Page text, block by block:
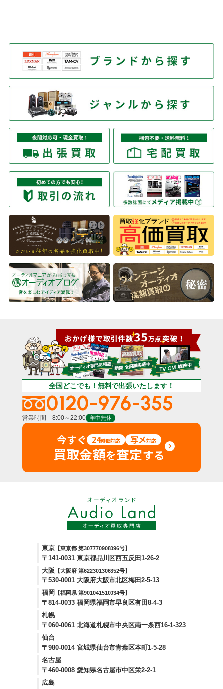
全国どこでも！無料で出張いたします！
0120-976-355
営業時間 8:00～22:00 年中無休
今すぐ 24時間対応 写メ対応
買取金額を査定する
東京 【東京都 第307770908096号】
〒141-0031 東京都品川区西五反田1-26-2
大阪
【大阪府 第622301306352号】
〒530-0001 大阪府大阪市北区梅田2-5-13
福岡
【福岡県 第901041510034号】
〒814-0033 福岡県福岡市早良区有田8-4-3
札幌
〒060-0061 北海道札幌市中央区南一条西16-1-323
仙台
〒980-0014 宮城県仙台市青葉区本町1-5-28
名古屋
〒460-0008 愛知県名古屋市中区栄2-2-1
広島